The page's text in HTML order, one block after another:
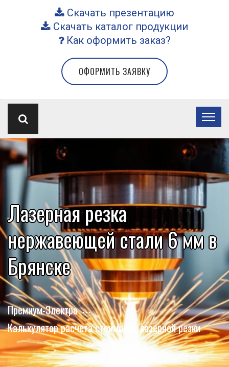
Скачать презентацию
Скачать каталог продукции
Как оформить заказ?
ОФОРМИТЬ ЗАЯВКУ
Лазерная резка
нержавеющей стали 6 мм в
Брянске
Премиум-Электро
Калькулятор расчета стоимости лазерной резки